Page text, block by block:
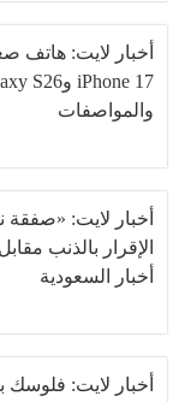
أخبار لايت: هاتف
والمواصفات
أخبار لايت: «صفقة
الإقرار بالذنب
أخبار السعودية
أخبار لايت: فلوسك